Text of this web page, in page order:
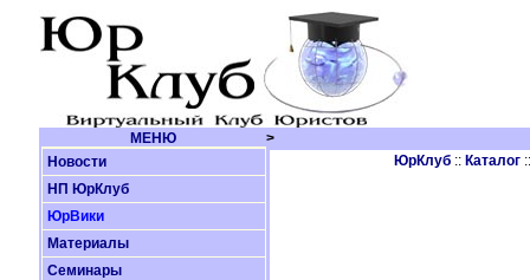
МЕНЮ
>
Новости
НП ЮрКлуб
ЮрВики
Материалы
Семинары
ЮрКлуб:: Каталог